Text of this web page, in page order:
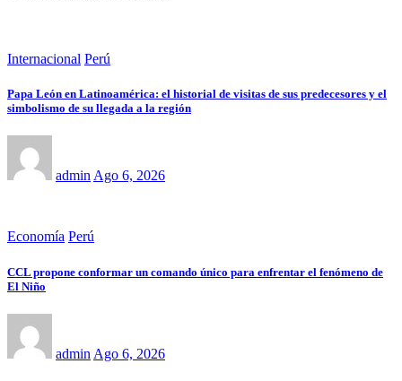
Internacional Perú
Papa León en Latinoamérica: el historial de visitas de sus predecesores y el
simbolismo de su llegada a la región
adminAgo 6, 2026
Economía Perú
CCL propone conformar un comando único para enfrentar el fenómeno de
El Niño
admin Ago 6, 2026